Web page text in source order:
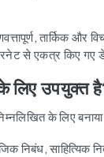
तार्किक और
से एकत्र किए गए
लिए उपयुक्त
के लिए बनाया
निबंध, साहित्यिक